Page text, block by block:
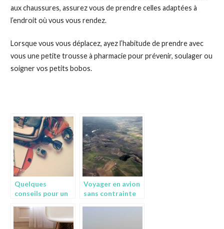
aux chaussures, assurez vous de prendre celles adaptées à
l’endroit où vous vous rendez.
Lorsque vous vous déplacez, ayez l’habitude de prendre avec
vous une petite trousse à pharmacie pour prévenir, soulager ou
soigner vos petits bobos.
Quelques
conseils pour un
en avion
Voyager en avion
sans contrainte